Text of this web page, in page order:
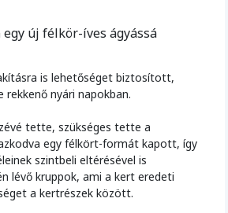
új félkör-íves ágyássá
is lehetőséget biztosított,
nyári napokban.
tette, szükséges tette a
egy félkört-formát kapott, így
szintbeli eltérésével is
lévő kruppok, ami a kert eredeti
a kertrészek között.